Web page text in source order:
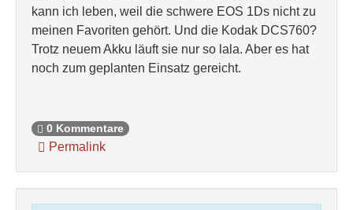
kann ich leben, weil die schwere EOS 1Ds nicht zu
meinen Favoriten gehört. Und die Kodak DCS760?
Trotz neuem Akku läuft sie nur so lala. Aber es hat
noch zum geplanten Einsatz gereicht.
0 Kommentare
Permalink